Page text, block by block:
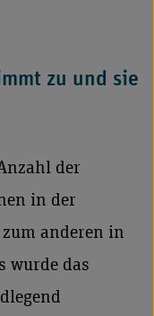
zu und sie
der
in der
anderen in
wurde das